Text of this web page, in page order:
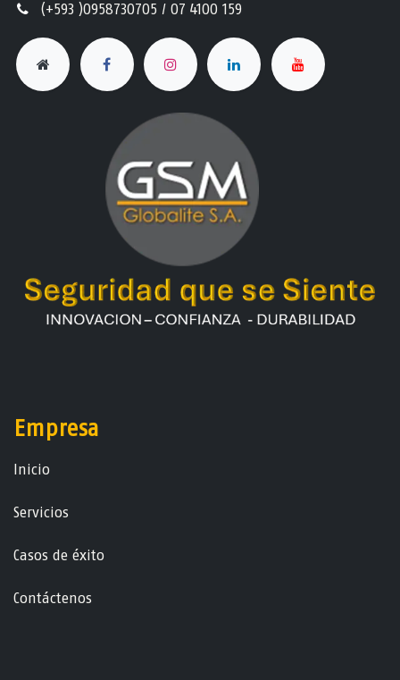
(+593 )0958730705 / 07 4100 159
Empresa
Ini​ci​o
Servicios
Casos de éxito
Contáctenos